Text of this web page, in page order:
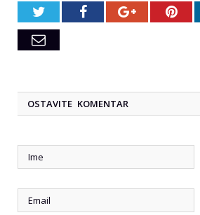
TwitterFacebookGoogle+
Email
OSTAVITE KOMENTAR